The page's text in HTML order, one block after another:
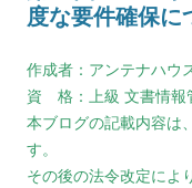
度な要件確保に
作成者：アンテナハ
資 格：上級 文書情報
本ブログの記載内容は
す。
その後の法令改定によ